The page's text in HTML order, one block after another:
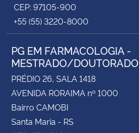
CEP: 97105-900
+55 (55) 3220-8000
PG EM FARMACOLOGIA -
MESTRADO/DOUTORADO
PRÉDIO 26, SALA 1418
AVENIDA RORAIMA nº 1000
Bairro CAMOBI
Santa Maria - RS